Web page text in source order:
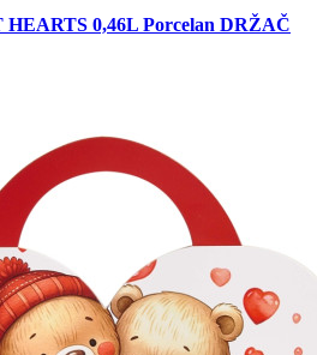
0,46L Porcelan DRŽAČ